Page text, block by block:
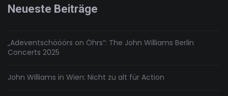
Publikum
Neueste Beiträge
„Adeventschööörs on Öhrs“: The John Williams Berlin
Concerts 2025
John Williams in Wien: Nicht zu alt für Action